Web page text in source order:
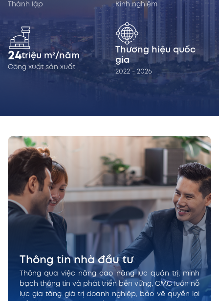
Thành lập Kinh nghiệm
24triệu m²/năm
Công xuất sản xuất
Thương hiệu quốc
gia
2022 - 2026
Thông tin nhà đầu tư
Thông qua việc nâng cao năng lực quản trị, minh
bạch thông tin và phát triển bền vững, CMC luôn nỗ
lực gia tăng giá trị doanh nghiệp, bảo vệ quyền lợi